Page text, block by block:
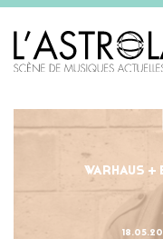
WARHAUS +